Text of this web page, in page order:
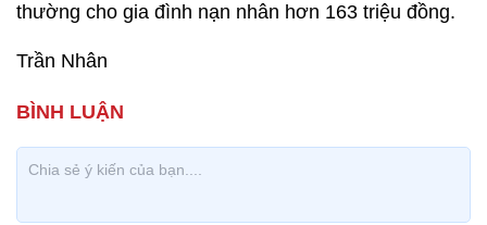
thường cho gia đình nạn nhân hơn 163 triệu đồng.
Trần Nhân